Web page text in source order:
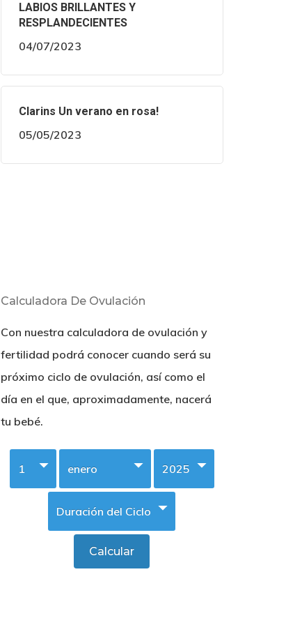
LABIOS BRILLANTES Y
RESPLANDECIENTES
04/07/2023
Clarins Un verano en rosa!
05/05/2023
Calculadora De Ovulación
Con nuestra calculadora de ovulación y
fertilidad podrá conocer cuando será su
próximo ciclo de ovulación, así como el
día en el que, aproximadamente, nacerá
tu bebé.